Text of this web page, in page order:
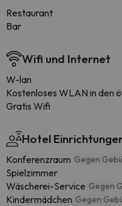
Restaurant
Bar
Wifi und Internet
W-lan
Kostenloses WLAN in den
Gratis Wifi
Hotel
Konferenzraum Gegen
Spielzimmer
Wäscherei-Service Gegen
Kindermädchen Gegen